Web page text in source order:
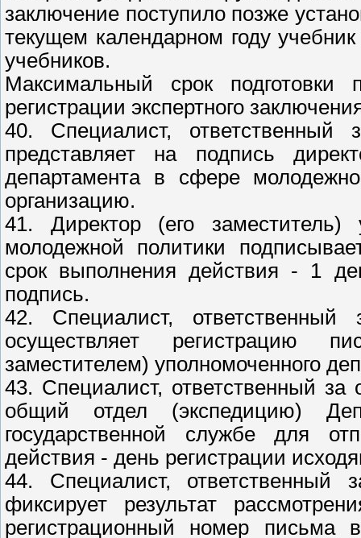
заключение поступило позже
текущем календарном году
учебников.
Максимальный срок
регистрации экспертного
40. Специалист, ответственный
представляет на подпись
департамента в сфере
организацию.
41. Директор (его заместитель)
молодежной политики
срок выполнения действия - 1
подпись.
42. Специалист, ответственный
осуществляет регистрацию
заместителем) уполномоченного
43. Специалист, ответственный за
общий отдел (экспедицию)
государственной службе для
действия - день регистрации
44. Специалист, ответственный
фиксирует результат
регистрационный номер письма